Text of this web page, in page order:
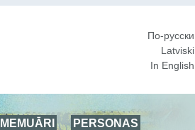
По-русски
Latviski
In English
MEMUĀRI
PERSONAS